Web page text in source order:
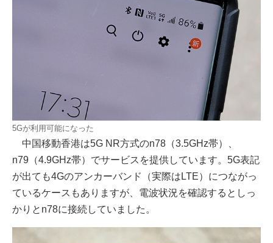
5Gが利用可能になった
中国移動香港は5G NR方式のn78（3.5GHz帯）、
n79（4.9GHz帯）でサービスを提供しています。5G表記
が出ても4Gのアンカーバンド（実際はLTE）につながっ
ているケースもありますが、電波状況を確認するとしっ
かりとn78に接続していました。